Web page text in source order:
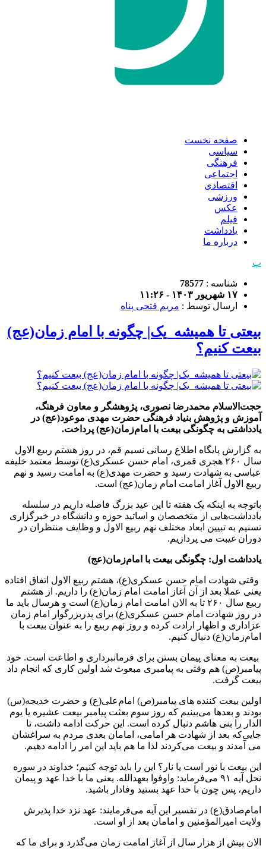
صفحه نخست
سیاسی
فرهنگی
اجتماعی
اقتصادی
ورزشی
عکس
فیلم
یادداشت
درباره ما
پ
شناسه : 78577
۱۷ شهریور ۱۴۰۳ - ۱۱:۲۶
ارسال توسط : مریم فتحی پناه
بیعتی تا همیشه_یک| چگونه با امام زمان(عج)
بیعت کنیم؟
حجت‌الاسلام محمدرضا نصوری، پژوهشگر و معاون فرهنگ،
آموزش و پژوهش بنیاد فرهنگی حضرت مهدی موعود(عج) در
یادداشتی به چگونگی بیعت با امام‌زمان(عج) پرداخت.
به گزارش پایگاه اطلاع رسانی نسیم قم، در روز هشتم ربیع الاول
سال ۲۶۰ هجری قمری، امام حسن عسکری(ع) توسط معتمد خلیفه
عباسی به شهادت رسید و حضرت مهدی(ع) به امامت رسید و نهم
ربیع الاول آغاز امامت امام زمان(عج) است.
باتوجه به اینکه یک هفته تا این عید بزرگ فاصله داریم در سلسله
یادداشت‌هایی از متخصصان و اساتید حوزه و دانشگاه در خبرگزاری
تسنیم به تبیین ابعاد مختلف نهم ربیع الاول و وظایف منتظران در
دوران غیبت می پردازیم.
یادداشت اول: چگونگی بیعت با امام‌زمان(عج)
وقتی شهادت امام حسن عسکری(ع)، هشتم ربیع الاول اتفاق افتاده
یعنی عملا بعد از آن آغاز امامت امام‌ زمان(ع) را داریم. از هشتم
ربیع سال ۲۶۰ تا به الان امامت امام زمان(ع) است و هرسال باید ما
در روز شهادت امام حسن عسکری(ع) برای پدربزرگوار امام زمان
عزاداری و اظهار ارادت کرده و روز نهم ربیع را به عنوان بیعت با
امام‌زمان(ع) دنبال کنیم.
بیعت به معنای‌ پیمان بستن برای فرمانبرداری و اطاعت است‌. خود
پیامبر(ص) هم وقتی به پیامبری مبعوث شد اولین کاری که انجام داد
بیعت گرفت.
اولین بیعت کننده های پیامبر‌(ص) امام‌علی(ع) و حضرت خدیجه(س)
بودند و بعدها می‌بینیم که روز سوم بعثت پیامبر بیعت عشیره یا یوم
الدار را بنی هاشم دنبال کرده است‌. این حرکت ادامه داشت، تا
جایی‌که بعد از شهادت هر امامی، امامان بعدی مردم‌ به سراغشان
می آمدند و بیعت می‌کردند لذا ما هم باید این امر را ادامه دهیم.
این بیعت با نور است یا نار؟ این را باید توجه کنیم؛ خداوند در سوره
نحل آیه ۹۱ می‌فرماید: واوفوا بعهدالله. یعنی ما با خدا عهد و پیمان
داریم، پس چون با خدا عهد بستید وفادار باشید.
امام‌صادق(ع) در تفسیر این آیه می‌فرمایند: عهد نزد خدا پذیرش
ولایت امیرالمؤمنین و امامان بعد از او است.
الان بیش از هزار سال از آغاز امامت زمان می‌گذرد و برای ما که